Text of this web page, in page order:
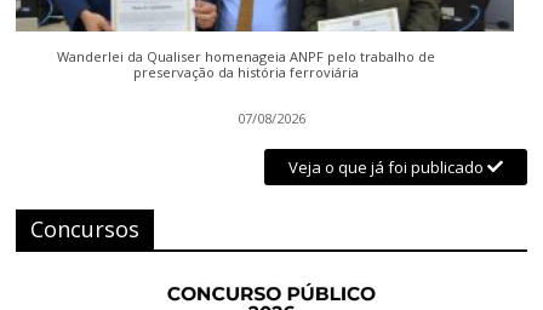
Wanderlei da Qualiser homenageia ANPF pelo trabalho de
preservação da história ferroviária
07/08/2026
Veja o que já foi publicado
Concursos